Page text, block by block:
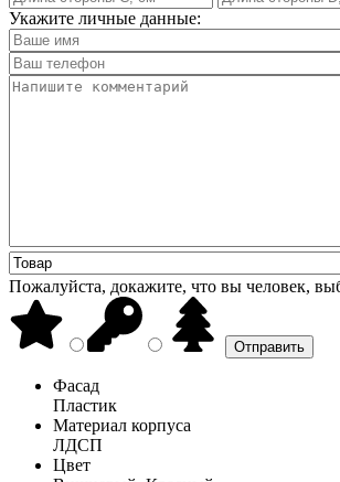
Укажите личные данные:
Пожалуйста, докажите, что вы человек,
Фасад
Пластик
Материал корпуса
ЛДСП
Цвет